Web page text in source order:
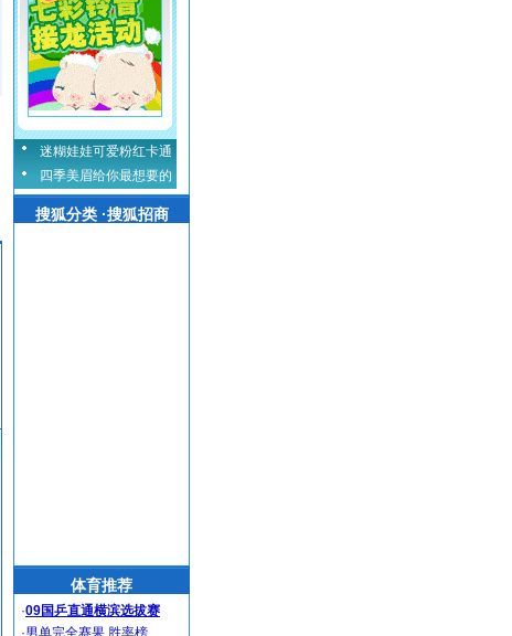
迷糊娃娃可爱粉红卡通
四季美眉给你最想要的
搜狐分类 ·搜狐招商
体育推荐
·09国乒直通横滨选拔赛
·男单完全赛果 胜率榜